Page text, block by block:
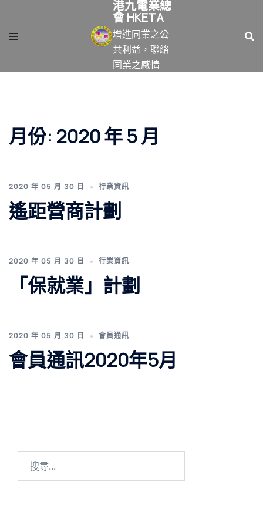
港九電業總
會 HKETA
增進同業之公
共利益，聯絡
同業之感情
月份: 2020 年 5 月
2020 年 05 月 30 日 行業資訊
遙距營商計劃
2020 年 05 月 30 日 行業資訊
「保就業」計劃
2020 年 05 月 30 日 會員通訊
會員通訊2020年5月